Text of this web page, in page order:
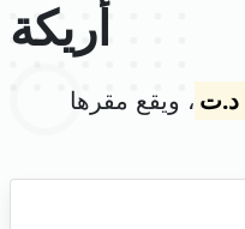
أريكة
، ويقع مقرها